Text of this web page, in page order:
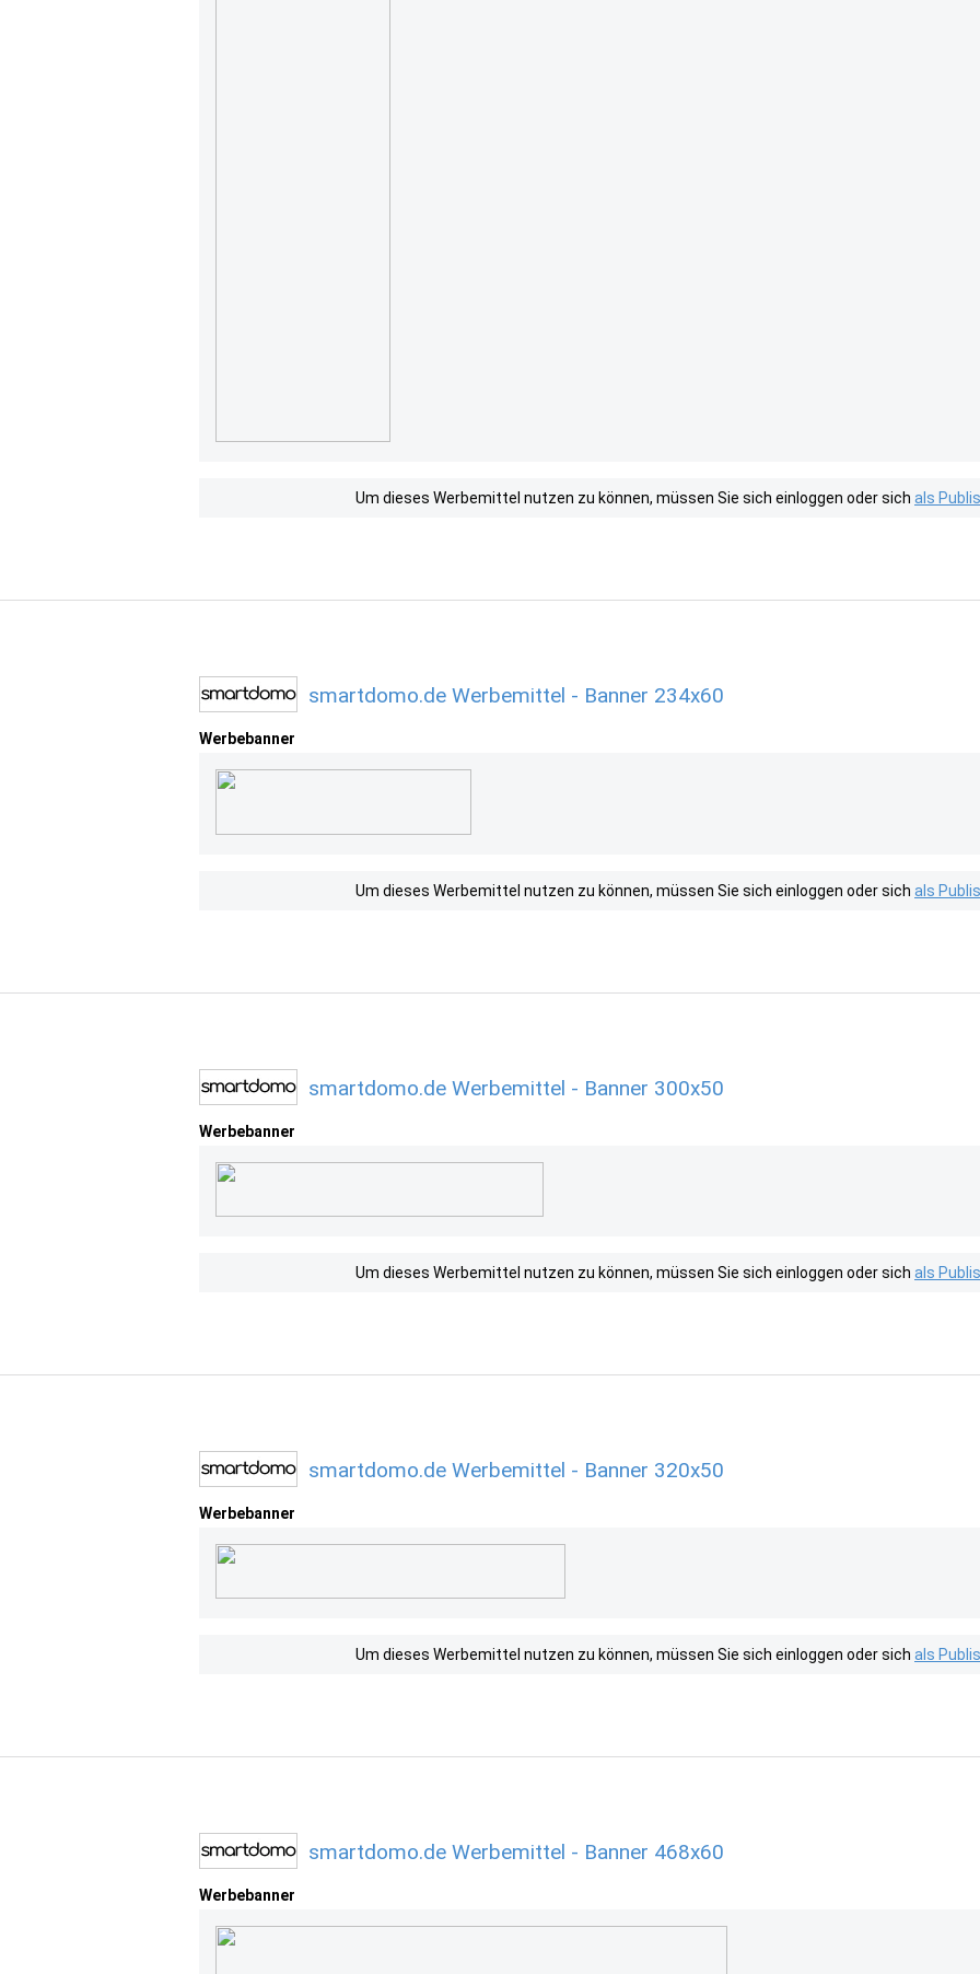
Um dieses Werbemittel nutzen zu können, müssen Sie sich einloggen oder sich als
smartdomo.de Werbemittel - Banner 234x60
Werbebanner
Um dieses Werbemittel nutzen zu können, müssen Sie sich einloggen oder sich als
smartdomo.de Werbemittel - Banner 300x50
Werbebanner
Um dieses Werbemittel nutzen zu können, müssen Sie sich einloggen oder sich als
smartdomo.de Werbemittel - Banner 320x50
Werbebanner
Um dieses Werbemittel nutzen zu können, müssen Sie sich einloggen oder sich als
smartdomo.de Werbemittel - Banner 468x60
Werbebanner